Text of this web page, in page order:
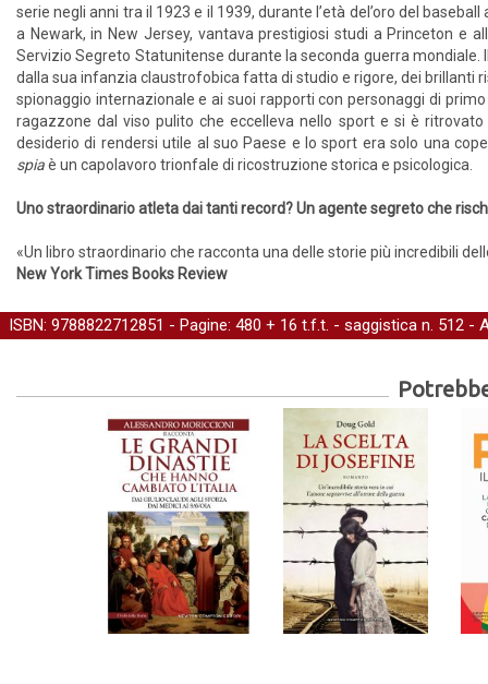
serie negli anni tra il 1923 e il 1939, durante l’età del’oro del
a Newark, in New Jersey, vantava prestigiosi studi a Princeton e
Servizio Segreto Statunitense durante la seconda guerra
dalla sua infanzia claustrofobica fatta di studio e rigore, dei brillanti
spionaggio internazionale e ai suoi rapporti con personaggi di
ragazzone dal viso pulito che eccelleva nello sport e si è
desiderio di rendersi utile al suo Paese e lo sport era solo una
spiaè un capolavoro trionfale di ricostruzione storica e psicologica.
Uno straordinario atleta dai tanti record? Un agente segreto che
«Un libro straordinario che racconta una delle storie più incredibili
New York Times Books Review
ISBN: 9788822712851 - Pagine: 480 + 16 t.f.t. - saggistica n. 512 -